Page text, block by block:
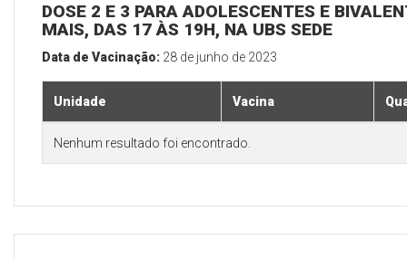
DOSE 2 E 3 PARA ADOLESCENTES E
MAIS, DAS 17 ÀS 19H, NA UBS SEDE
Data de Vacinação: 28 de junho de 2023
Unidade Vacina
Nenhum resultado foi encontrado.